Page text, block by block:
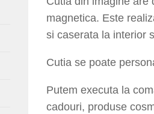
magnetica. Este r
si caserata la interior
Cutia se poate
Putem executa la
cadouri, produse